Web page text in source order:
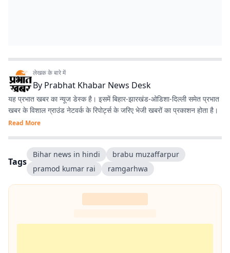
लेखक के बारे में
By Prabhat Khabar News Desk
यह प्रभात खबर का न्यूज डेस्क है। इसमें बिहार-झारखंड-ओडिशा-दिल्‍ली समेत प्रभात
खबर के विशाल ग्राउंड नेटवर्क के रिपोर्ट्स के जरिए भेजी खबरों का प्रकाशन होता है।
Read More
Tags
Bihar news in hindi
brabu muzaffarpur
pramod kumar rai
ramgarhwa